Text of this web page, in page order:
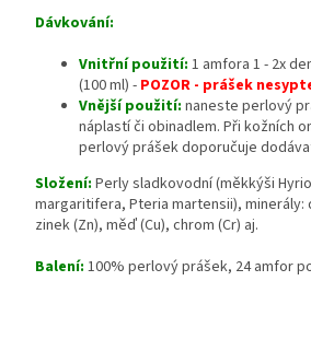
Dávkování:
Vnitřní použití: 1 amfora 1 - 2x
(100 ml) - POZOR - prášek
Vnější použití: naneste perlový
náplastí či obinadlem. Při kožních
perlový prášek doporučuje
Složení: Perly sladkovodní (měkkýši
margaritifera, Pteria martensii), minerály:
zinek (Zn), měď (Cu), chrom (Cr) aj.
Balení: 100% perlový prášek, 24 amfor